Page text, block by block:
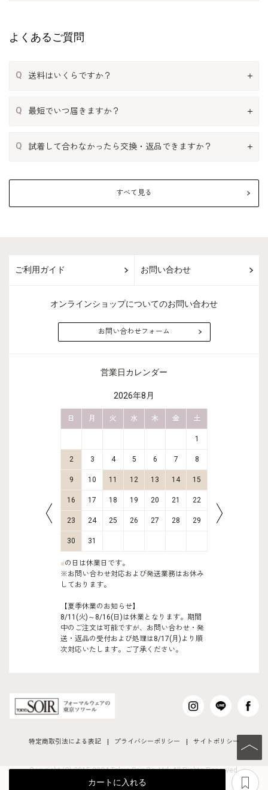
カートに入れる
よくあるご質問
Q 送料はいくらですか？
Q 最短でいつ届きますか？
Q 試着して合わなかったら交換・返品できますか？
すべて見る
ご利用ガイド お問い合わせ
オンラインショップについてのお問い合わせ
お問い合わせフォーム
営業日カレンダー
2026年8月
日 月 火 水 木 金 土
1
2 3 4 5 6 7 8
9 10 11 12 13 14 15
16 17 18 19 20 21 22
23 24 25 26 27 28 29
30 31
■の日は休業日です。
※お問い合わせ対応および発送業務はお休み
しております。
【夏季休業のお知らせ】
8/11(火)～8/16(日)は休業となります。期間
中のご注文は可能ですが、お問い合わせ・発
送・返品の受付および処理は8/17(月)より順
次対応いたします。ご了承ください。
特定商取引法による表記 プライバシーポリシー サイトポリシー
Copyright (C) 2015-2024 Tokyo Soir Co ,Ltd. All Rights Reserved.